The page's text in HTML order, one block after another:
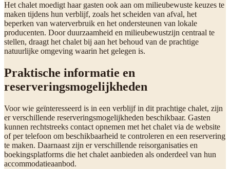
Het chalet moedigt haar gasten ook aan om milieubewuste keuzes te
maken tijdens hun verblijf, zoals het scheiden van afval, het
beperken van waterverbruik en het ondersteunen van lokale
producenten. Door duurzaamheid en milieubewustzijn centraal te
stellen, draagt het chalet bij aan het behoud van de prachtige
natuurlijke omgeving waarin het gelegen is.
Praktische informatie en
reserveringsmogelijkheden
Voor wie geïnteresseerd is in een verblijf in dit prachtige chalet, zijn
er verschillende reserveringsmogelijkheden beschikbaar. Gasten
kunnen rechtstreeks contact opnemen met het chalet via de website
of per telefoon om beschikbaarheid te controleren en een reservering
te maken. Daarnaast zijn er verschillende reisorganisaties en
boekingsplatforms die het chalet aanbieden als onderdeel van hun
accommodatieaanbod.